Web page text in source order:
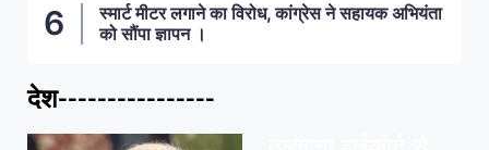
स्मार्ट मीटर लगाने का विरोध, कांग्रेस ने सहायक अभियंता
को सौंपा ज्ञापन ।
देश----------------